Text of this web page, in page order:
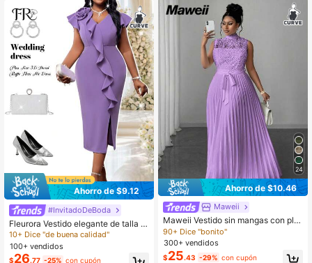
Ahorro de $9.12
#InvitadoDeBoda
Fleurora Vestido elegante de talla gr
ande con volantes y abertura latera
l con diseño floral 3D, para verano
10+ Dice "de buena calidad"
100+ vendidos
$26.77 -25% con cupón
ado
24
Ahorro de $10.46
Maweii
Maweii Vestido sin mangas con plie
gues en la cintura, encaje y parche
s, elegante y apropiado para el trab
ajo, talla grande
90+ Dice "bonito"
300+ vendidos
$25.43 -29% con cupón